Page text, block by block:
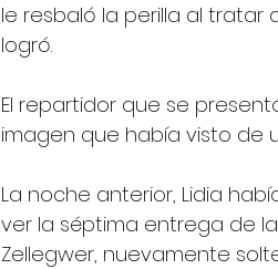
le resbaló la perilla al tratar
logró.
El repartidor que se
imagen que había visto de
La noche anterior, Lidia
ver la séptima entrega de
Zellegwer, nuevamente